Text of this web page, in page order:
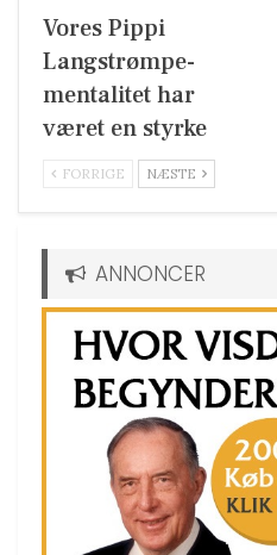
Vores Pippi
Langstrømpe-
mentalitet har
været en styrke
FORRIGE NÆSTE
ANNONCER